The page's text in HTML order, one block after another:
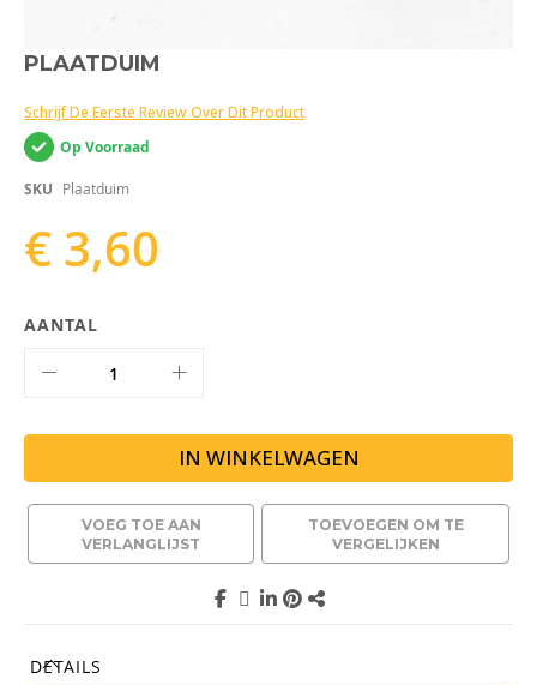
Ga
naar
begin
van
de
afbeeldingen-
gallerij
PLAATDUIM
Schrijf De Eerste Review Over Dit Product
Op Voorraad
SKU Plaatduim
€ 3,60
AANTAL
IN WINKELWAGEN
VOEG TOE AAN
VERLANGLIJST
TOEVOEGEN OM TE
VERGELIJKEN
DETAILS